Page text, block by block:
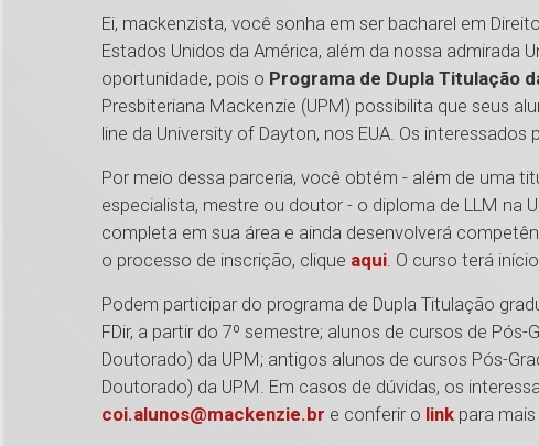
Ei, mackenzista, você sonha em ser bacharel em
Estados Unidos da América, além da nossa admirada
oportunidade, pois o Programa de Dupla Titulação
Presbiteriana Mackenzie (UPM) possibilita que seus
line da University of Dayton, nos EUA. Os
Por meio dessa parceria, você obtém - além de uma
especialista, mestre ou doutor - o diploma de LLM na
completa em sua área e ainda desenvolverá
o processo de inscrição, clique aqui. O curso terá
Podem participar do programa de Dupla Titulação
FDir, a partir do 7º semestre; alunos de cursos de
Doutorado) da UPM; antigos alunos de cursos Pós-
Doutorado) da UPM. Em casos de dúvidas, os
coi.alunos@mackenzie.br e conferir o link para